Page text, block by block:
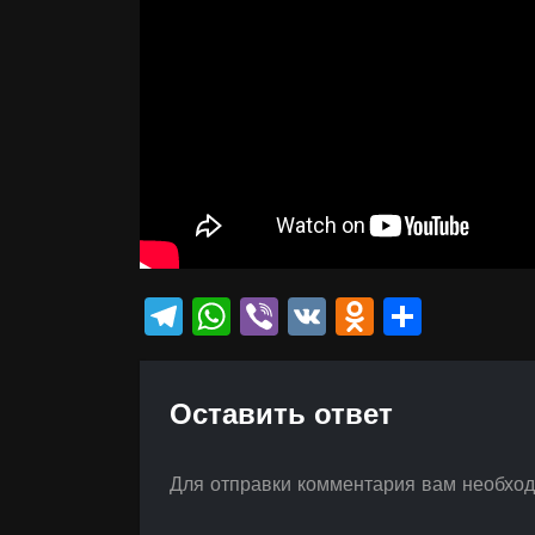
Telegram
WhatsApp
Viber
VK
Оставить ответ
Для отправки комментария вам